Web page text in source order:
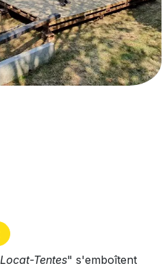
Locat-Tentes" s'emboîtent